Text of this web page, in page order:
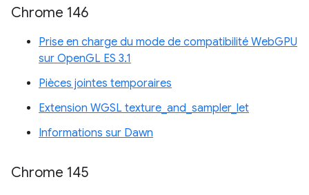
Chrome 146
Prise en charge du mode de compatibilité WebGPU
sur OpenGL ES 3.1
Pièces jointes temporaires
Extension WGSL texture_and_sampler_let
Informations sur Dawn
Chrome 145